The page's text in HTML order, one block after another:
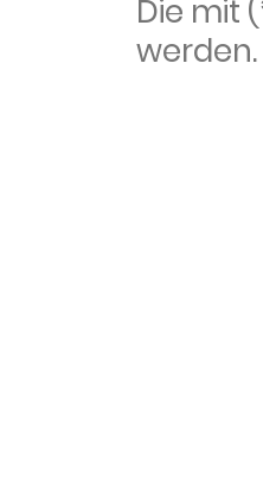
Die mit
werden.